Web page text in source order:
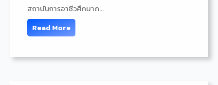
สถาบันการอาชีวศึกษาภ…
Read More